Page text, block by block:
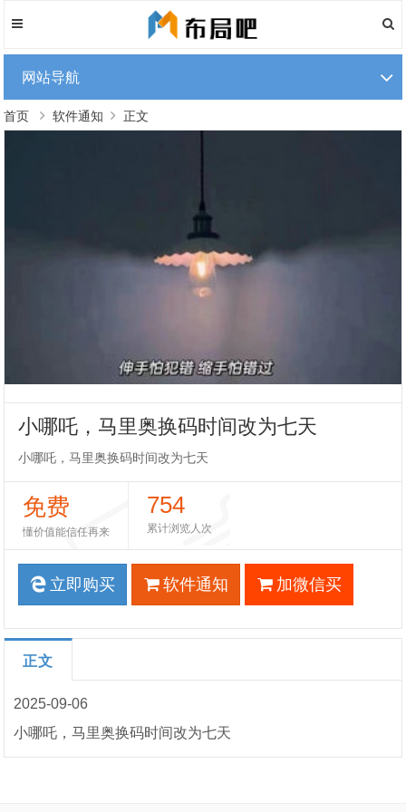
网站导航
首页 软件通知 正文
小哪吒，马里奥换码时间改为七天
小哪吒，马里奥换码时间改为七天
免费
懂价值能信任再来
754
累计浏览人次
立即购买 软件通知 加微信买
正文
2025-09-06
小哪吒，马里奥换码时间改为七天